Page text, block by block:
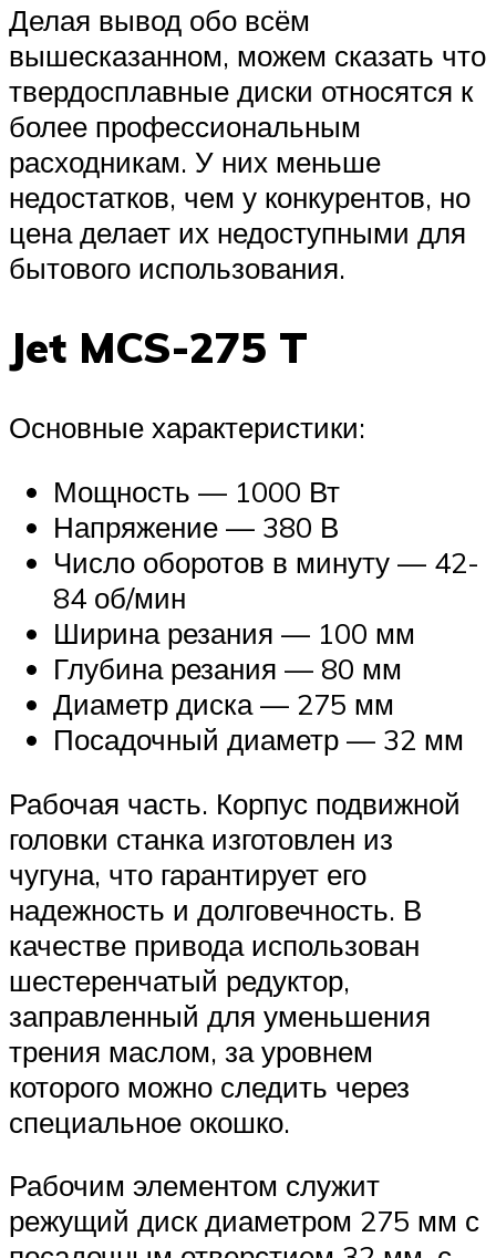
Делая вывод обо всём
вышесказанном, можем сказать что
твердосплавные диски относятся к
более профессиональным
расходникам. У них меньше
недостатков, чем у конкурентов, но
цена делает их недоступными для
бытового использования.
Jet MCS-275 T
Основные характеристики:
Мощность — 1000 Вт
Напряжение — 380 В
Число оборотов в минуту — 42-
84 об/мин
Ширина резания — 100 мм
Глубина резания — 80 мм
Диаметр диска — 275 мм
Посадочный диаметр — 32 мм
Рабочая часть. Корпус подвижной
головки станка изготовлен из
чугуна, что гарантирует его
надежность и долговечность. В
качестве привода использован
шестеренчатый редуктор,
заправленный для уменьшения
трения маслом, за уровнем
которого можно следить через
специальное окошко.
Рабочим элементом служит
режущий диск диаметром 275 мм с